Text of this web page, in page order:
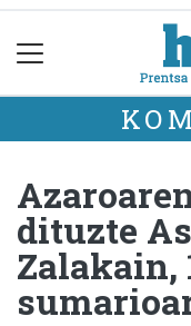
dituzte
Zalakain,